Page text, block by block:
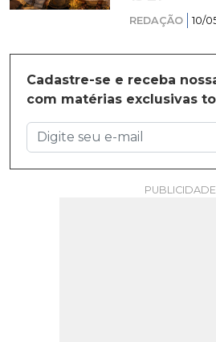
REDAÇÃO 10/
Cadastre-se e receba
com matérias exclusivas
PUBLICIDADE